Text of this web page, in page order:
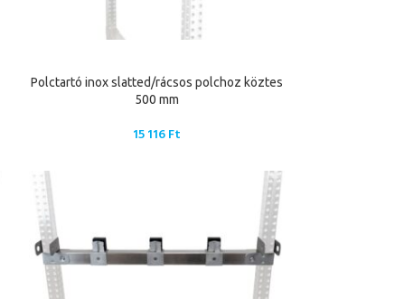
Polctartó inox slatted/rácsos polchoz köztes
500 mm
15 116Ft